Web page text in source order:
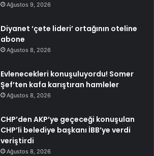
Ağustos 9, 2026
Diyanet ‘çete lideri’ ortağının oteline
abone
Ağustos 8, 2026
Evlenecekleri konuşuluyordu! Somer
Şef’ten kafa karıştıran hamleler
Ağustos 8, 2026
CHP’den AKP’ye geçeceği konuşulan
CHP’li belediye başkanı İBB’ye verdi
veriştirdi
Ağustos 8, 2026